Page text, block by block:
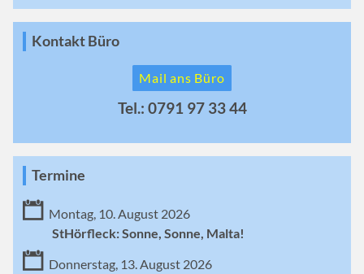
Kontakt Büro
Mail ans Büro
Tel.: 0791 97 33 44
Termine
Montag, 10. August 2026
StHörfleck: Sonne, Sonne, Malta!
Donnerstag, 13. August 2026